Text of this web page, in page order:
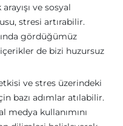
ve sosyal
stresi artırabilir.
gördüğümüz
de bizi huzursuz
ve stres üzerindeki
bazı adımlar atılabilir.
medya kullanımını